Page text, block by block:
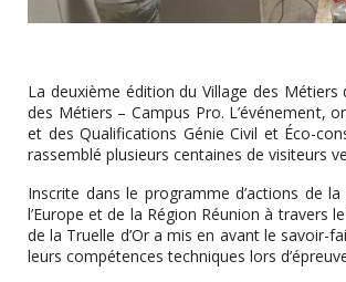
La deuxième édition du Village des
des Métiers – Campus Pro. L’événement,
et des Qualifications Génie Civil et Éco-
rassemblé plusieurs centaines de visiteurs
Inscrite dans le programme d’actions de
l’Europe et de la Région Réunion à travers
de la Truelle d’Or a mis en avant le savoir-
leurs compétences techniques lors